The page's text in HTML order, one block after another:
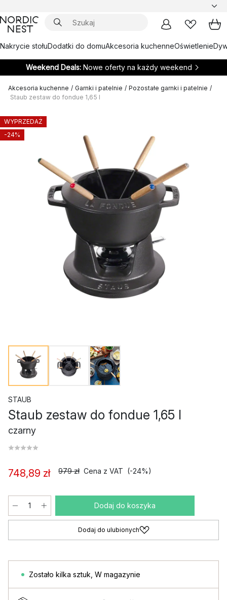
Nakrycie stołuDodatki do domuAkcesoria kuchenneOświetlenie
Weekend Deals: Nowe oferty na każdy weekend
Akcesoria kuchenne / Garnki i patelnie / Pozostałe garnki i patelnie /
Staub zestaw do fondue 1,65 l
WYPRZEDAŻ
-24%
STAUB
Staub zestaw do fondue 1,65 l
czarny
748,89 zł 979 zł Cena z VAT (-24%)
Dodaj do koszyka
Dodaj do ulubionych
Zostało kilka sztuk W magazynie